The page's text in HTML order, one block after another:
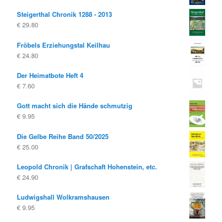
war:
ist:
Steigerthal Chronik 1288 - 2013
€ 29.80
Fröbels Erziehungstal Keilhau
€ 24.80
Der Heimatbote Heft 4
€ 7.60
Gott macht sich die Hände schmutzig
€ 9.95
Die Gelbe Reihe Band 50/2025
€ 25.00
Leopold Chronik | Grafschaft Hohenstein, etc.
€ 24.90
Ludwigshall Wolkramshausen
€ 9.95